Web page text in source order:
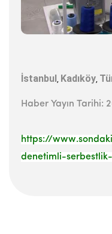
İstanbul , Kadıköy,
Haber Yayın Tarihi:
https://
denetimli-